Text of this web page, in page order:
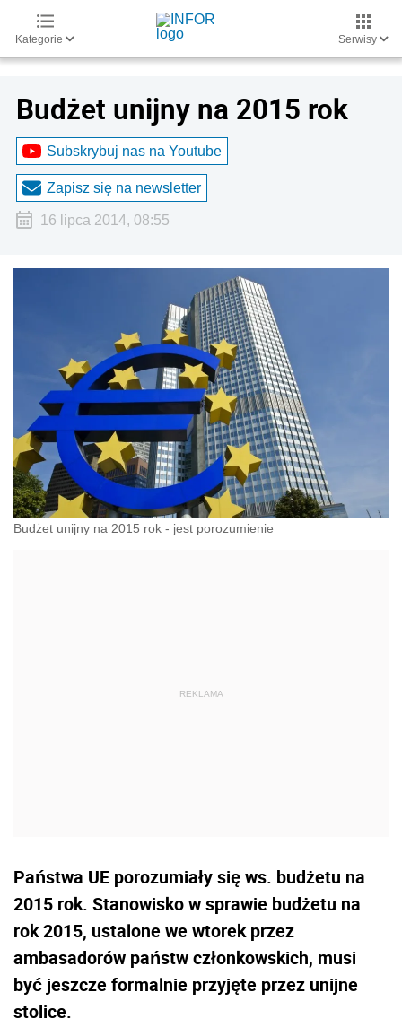
Kategorie Serwisy
Budżet unijny na 2015 rok
Subskrybuj nas na Youtube
Zapisz się na newsletter
16 lipca 2014, 08:55
Budżet unijny na 2015 rok - jest porozumienie
Państwa UE porozumiały się ws. budżetu na
2015 rok. Stanowisko w sprawie budżetu na
rok 2015, ustalone we wtorek przez
ambasadorów państw członkowskich, musi
być jeszcze formalnie przyjęte przez unijne
stolice.